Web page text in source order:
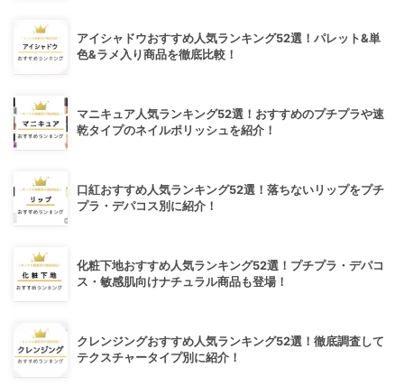
アイシャドウおすすめ人気ランキング52選！パレット&単
色&ラメ入り商品を徹底比較！
マニキュア人気ランキング52選！おすすめのプチプラや速
乾タイプのネイルポリッシュを紹介！
口紅おすすめ人気ランキング52選！落ちないリップをプチ
プラ・デパコス別に紹介！
化粧下地おすすめ人気ランキング52選！プチプラ・デパコ
ス・敏感肌向けナチュラル商品も登場！
クレンジングおすすめ人気ランキング52選！徹底調査して
テクスチャータイプ別に紹介！